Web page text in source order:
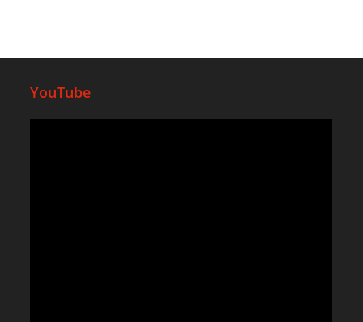
YouTube